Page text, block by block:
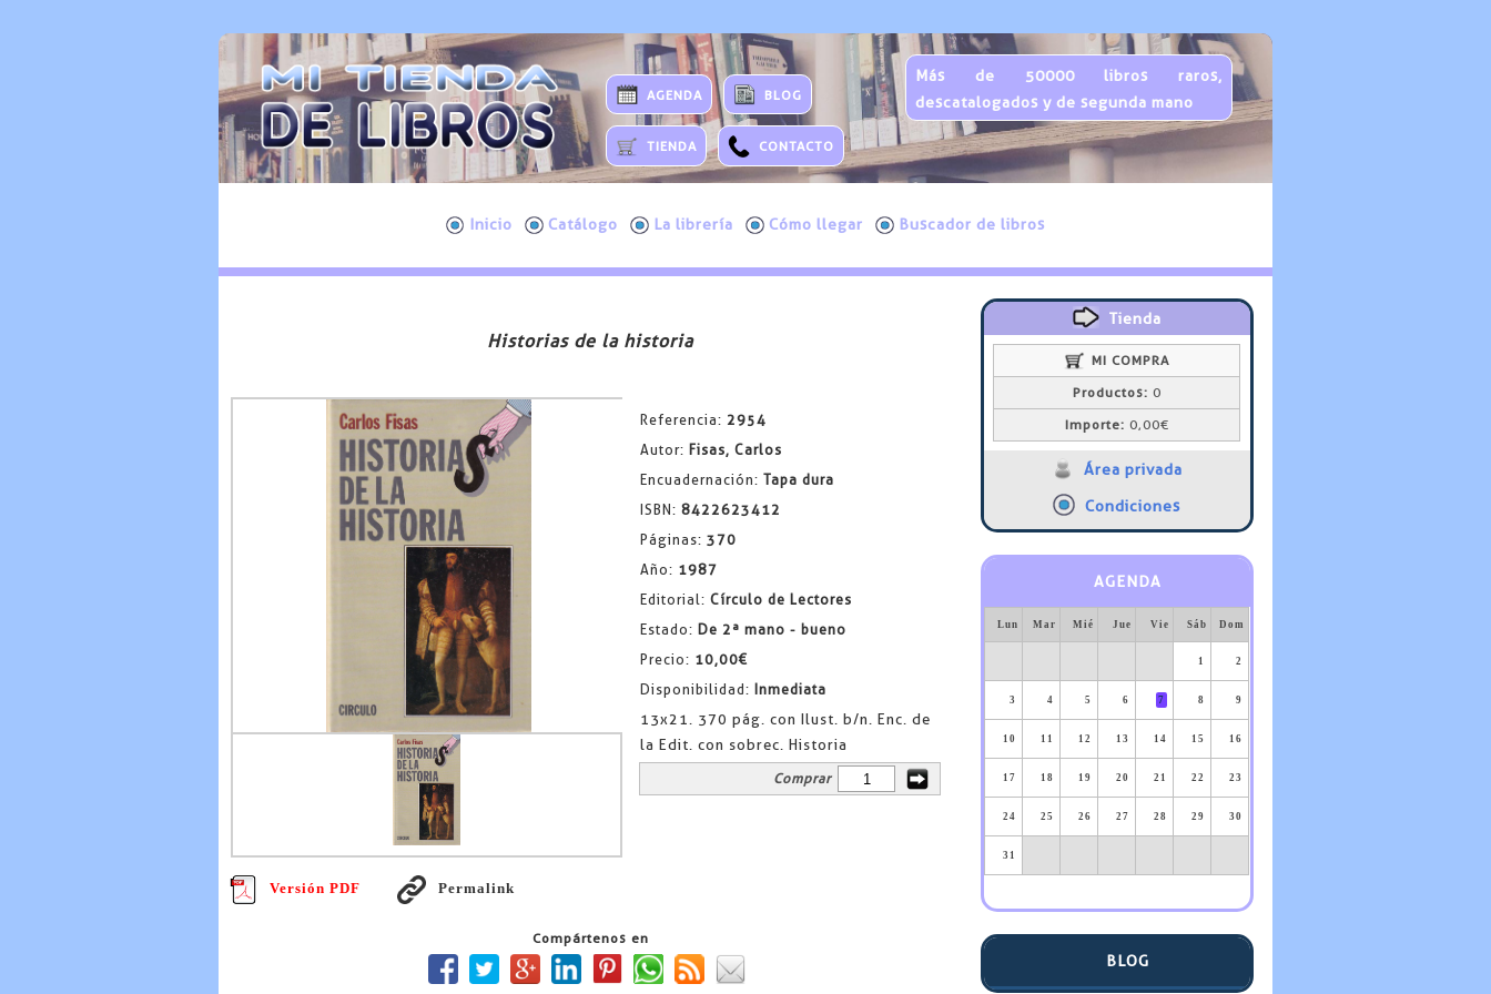
AGENDA BLOG
TIENDA CONTACTO
Más de 50000 libros raros,
descatalogados y de segunda mano
Inicio Catálogo La librería Cómo llegar Buscador de libros
Historias de la historia
Referencia: 2954
Autor: Fisas, Carlos
Encuadernación: Tapa dura
ISBN: 8422623412
Páginas: 370
Año: 1987
Editorial: Círculo de Lectores
Estado: De 2ª mano - bueno
Precio: 10,00€
Disponibilidad: Inmediata
13x21. 370 pág. con Ilust. b/n. Enc. de
la Edit. con sobrec. Historia
Comprar
Versión PDF Permalink
Compártenos en
Tienda
MI COMPRA
Productos: 0
Importe: 0,00€
Área privada
Condiciones
AGENDA
Lun Mar Mié Jue Vie Sáb Dom
1 2
3 4 5 6 7 8 9
10 11 12 13 14 15 16
17 18 19 20 21 22 23
24 25 26 27 28 29 30
31
BLOG